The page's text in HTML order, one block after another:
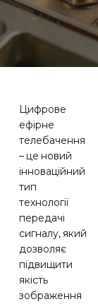
Цифрове
ефірне
телебачення
– це новий
інноваційний
тип
технології
передачі
сигналу, який
дозволяє
підвищити
якість
зображення